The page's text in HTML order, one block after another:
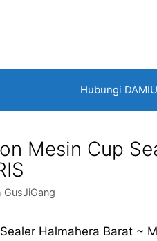
Hubungi DAMIU
Mesin Cup
GusJiGang
Halmahera Barat ~